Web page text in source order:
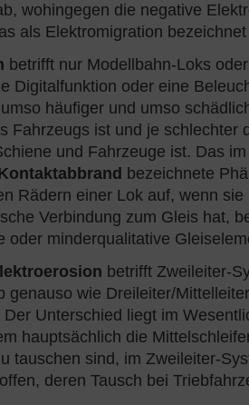
wohingegen die negative
als Elektromigration
betrifft nur Modellbahn-Loks
Digitalfunktion oder eine
häufiger und umso
Fahrzeugs ist und je schlechter
und Fahrzeuge ist. Das
bezeichnete
Rädern einer Lok auf, wenn sie
Verbindung zum Gleis hat,
oder minderqualitative
betrifft Zweileiter-
genauso wie Dreileiter/
Der Unterschied liegt im
hauptsächlich die
tauschen sind, im Zweileiter-
deren Tausch bei